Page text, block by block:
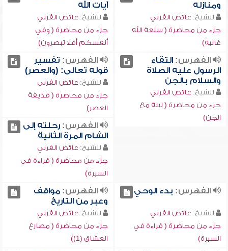
ومنازله
للشيخ: عائض القرني
جزء من محاضرة ( سلعة الله
غالية)
آيات الله
للشيخ: عائض القرني
جزء من محاضرة ( وفي
أنفسكم أفلا تبصرون)
الفهرس:التقاء
الرسول عليه الصلاة
والسلام بالجن
للشيخ: عائض القرني
جزء من محاضرة ( ليلة مع
الجن)
الفهرس: تفسير
قوله تعالى: (والعصر)
للشيخ: عائض القرني
جزء من محاضرة ( قذيفة
العصر)
الفهرس:رحلته إلى
الشام المرة الثانية
للشيخ: عائض القرني
جزء من محاضرة ( قراءة في
السيرة)
الفهرس: بدء الوحي
للشيخ: عائض القرني
جزء من محاضرة ( قراءة في
السيرة)
الفهرس:مواقف
وعبر من التاريخ
للشيخ: عائض القرني
جزء من محاضرة ( مصارع
العشاق (1))